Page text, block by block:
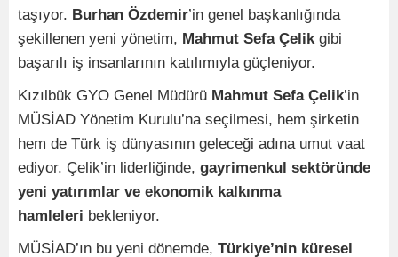
taşıyor. Burhan Özdemir’in genel başkanlığında
şekillenen yeni yönetim, Mahmut Sefa Çelik gibi
başarılı iş insanlarının katılımıyla güçleniyor.
Kızılbük GYO Genel Müdürü Mahmut Sefa Çelik’in
MÜSİAD Yönetim Kurulu’na seçilmesi, hem şirketin
hem de Türk iş dünyasının geleceği adına umut vaat
ediyor. Çelik’in liderliğinde, gayrimenkul sektöründe
yeni yatırımlar ve ekonomik kalkınma
hamleleri bekleniyor.
MÜSİAD’ın bu yeni dönemde, Türkiye’nin küresel